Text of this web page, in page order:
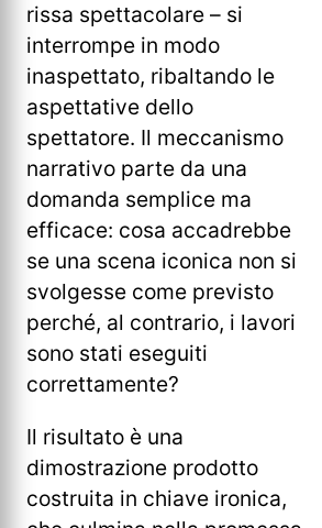
rissa spettacolare – si
interrompe in modo
inaspettato, ribaltando le
aspettative dello
spettatore. Il meccanismo
narrativo parte da una
domanda semplice ma
efficace: cosa accadrebbe
se una scena iconica non si
svolgesse come previsto
perché, al contrario, i lavori
sono stati eseguiti
correttamente?
Il risultato è una
dimostrazione prodotto
costruita in chiave ironica,